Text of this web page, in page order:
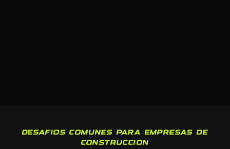
DESAFIOS COMUNES PARA EMPRESAS DE
CONSTRUCCION